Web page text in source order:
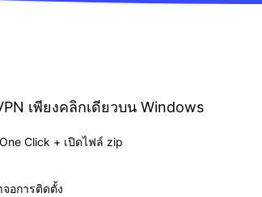
เพียงคลิกเดียวบน Windows
Click + เปิดไฟล์ zip
อการติดตั้ง